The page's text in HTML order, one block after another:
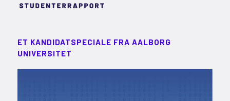
ET KANDIDATSPECIALE FRA AALBORG
UNIVERSITET